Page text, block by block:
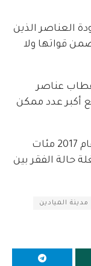
العناصر الذين
قواتها ولا
عناصر
أكبر عدد ممكن
يشار أن إيران جندت منذ تشرين الأول عام 2017 مئات
حالة الفقر بين
مدينة الميادين